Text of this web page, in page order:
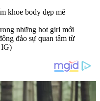
những hot girl mới
đảo sự quan tâm từ
IG)